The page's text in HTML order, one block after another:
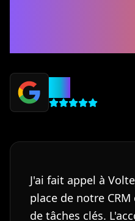
J'ai fait appel à
place de notre
de tâches clés.